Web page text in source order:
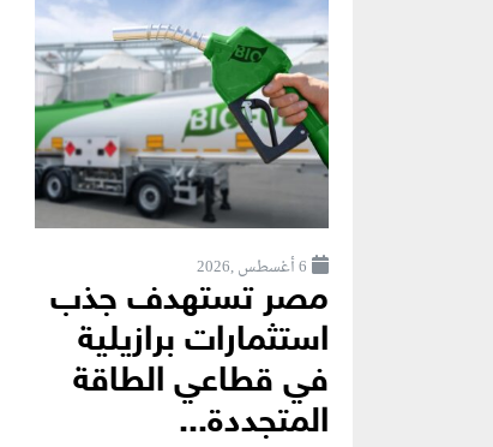
6 أغسطس ,2026
مصر تستهدف جذب
استثمارات برازيلية
في قطاعي الطاقة
المتجددة...